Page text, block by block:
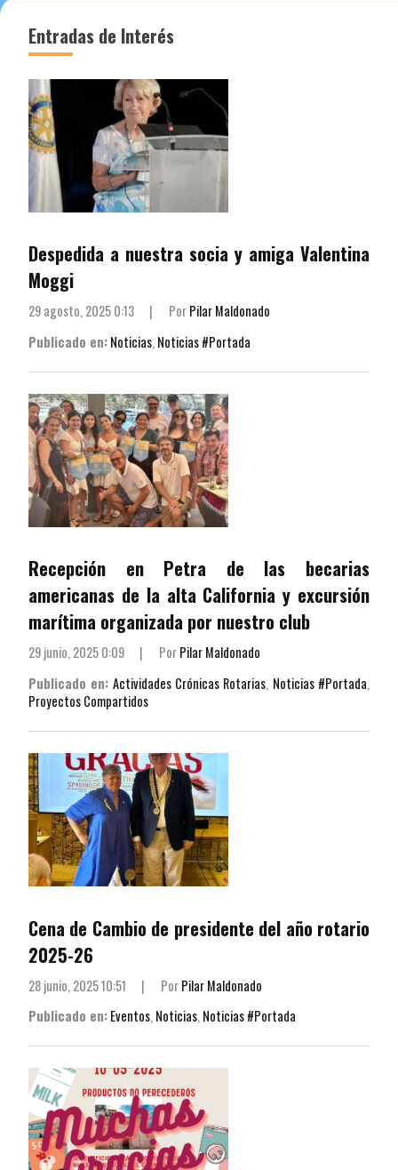
Entradas de Interés
Despedida a nuestra socia y amiga Valentina
Moggi
29 agosto, 2025 0:13 | PorPilar Maldonado
Publicado en:Noticias, Noticias #Portada
Recepción en Petra de las becarias
americanas de la alta California y excursión
marítima organizada por nuestro club
29 junio, 2025 0:09 | PorPilar Maldonado
Publicado en: Actividades Crónicas Rotarias, Noticias #Portada,
Proyectos Compartidos
Cena de Cambio de presidente del año rotario
2025-26
28 junio, 2025 10:51 | PorPilar Maldonado
Publicado en:Eventos, Noticias, Noticias #Portada